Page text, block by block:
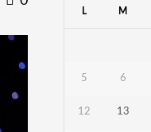
L M
5 6
12 13